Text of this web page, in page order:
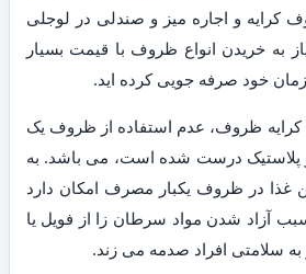
کرایه و اجاره میز و صندلی در لوجلی
به خریدن انواع ظروف با قیمت بسیار
زمان خود صرفه جویی کرده اید.
کرایه ظروف، عدم استفاده از ظروف یک
پلاستیک درست شده است، می باشد. به
غذا در ظروف یکبار مصرف امکان دارد
آزاد شدن مواد سرطان زا از فویل یا
به سلامتی افراد صدمه می زند.